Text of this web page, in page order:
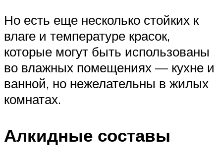
Но есть еще несколько стойких к
влаге и температуре красок,
которые могут быть использованы
во влажных помещениях — кухне и
ванной, но нежелательны в жилых
комнатах.
Алкидные составы